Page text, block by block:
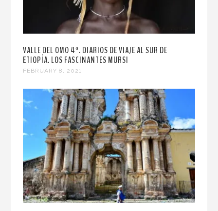
VALLE DEL OMO 4º. DIARIOS DE VIAJE AL SUR DE
ETIOPÍA. LOS FASCINANTES MURSI
FEBRUARY 8, 2021